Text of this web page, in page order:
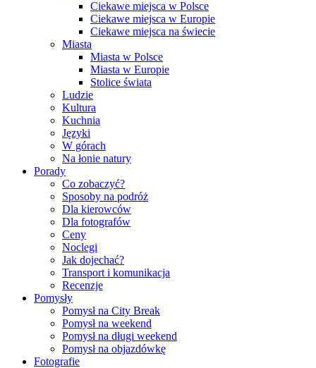
Ciekawe miejsca w Polsce
Ciekawe miejsca w Europie
Ciekawe miejsca na świecie
Miasta
Miasta w Polsce
Miasta w Europie
Stolice świata
Ludzie
Kultura
Kuchnia
Języki
W górach
Na łonie natury
Porady
Co zobaczyć?
Sposoby na podróż
Dla kierowców
Dla fotografów
Ceny
Noclegi
Jak dojechać?
Transport i komunikacja
Recenzje
Pomysły
Pomysł na City Break
Pomysł na weekend
Pomysł na długi weekend
Pomysł na objazdówkę
Fotografie